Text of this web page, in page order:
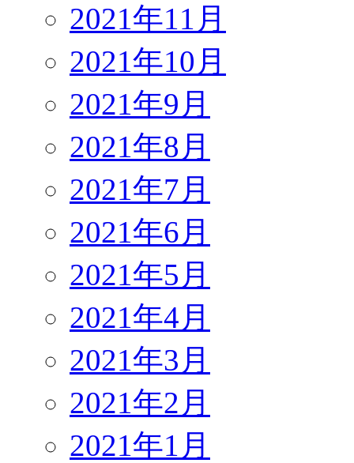
2021年11月
2021年10月
2021年9月
2021年8月
2021年7月
2021年6月
2021年5月
2021年4月
2021年3月
2021年2月
2021年1月